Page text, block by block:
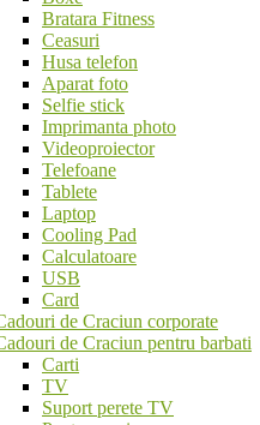
Bratara Fitness
Ceasuri
Husa telefon
Aparat foto
Selfie stick
Imprimanta photo
Videoproiector
Telefoane
Tablete
Laptop
Cooling Pad
Calculatoare
USB
Card
de Craciun corporate
de Craciun pentru barbati
Carti
TV
Suport perete TV